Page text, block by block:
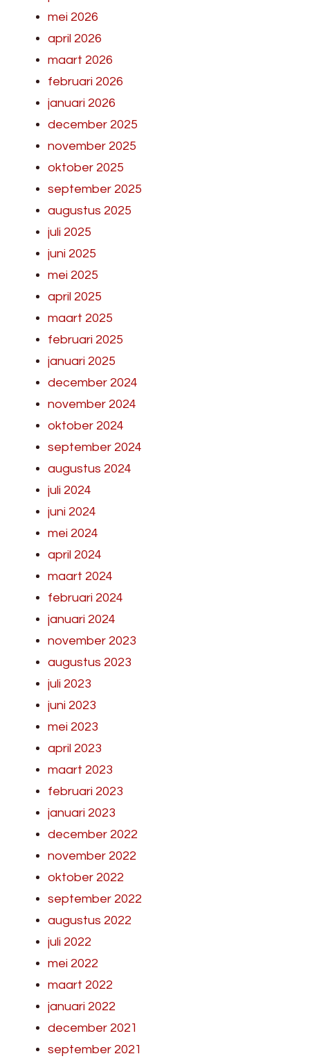
mei 2026
april 2026
maart 2026
februari 2026
januari 2026
december 2025
november 2025
oktober 2025
september 2025
augustus 2025
juli 2025
juni 2025
mei 2025
april 2025
maart 2025
februari 2025
januari 2025
december 2024
november 2024
oktober 2024
september 2024
augustus 2024
juli 2024
juni 2024
mei 2024
april 2024
maart 2024
februari 2024
januari 2024
november 2023
augustus 2023
juli 2023
juni 2023
mei 2023
april 2023
maart 2023
februari 2023
januari 2023
december 2022
november 2022
oktober 2022
september 2022
augustus 2022
juli 2022
mei 2022
maart 2022
januari 2022
december 2021
september 2021